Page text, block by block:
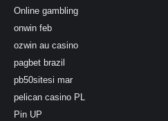
Online gambling
onwin feb
ozwin au casino
pagbet brazil
pb50sitesi mar
pelican casino PL
Pin UP